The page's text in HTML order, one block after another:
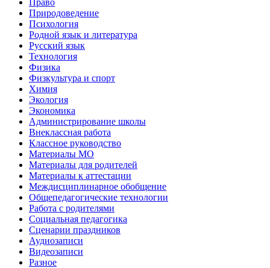
Природоведение
Психология
Родной язык и литература
Русский язык
Технология
Физика
Физкультура и спорт
Химия
Экология
Экономика
Администрирование школы
Внеклассная работа
Классное руководство
Материалы МО
Материалы для родителей
Материалы к аттестации
Междисциплинарное обобщение
Общепедагогические технологии
Работа с родителями
Социальная педагогика
Сценарии праздников
Аудиозаписи
Видеозаписи
Разное